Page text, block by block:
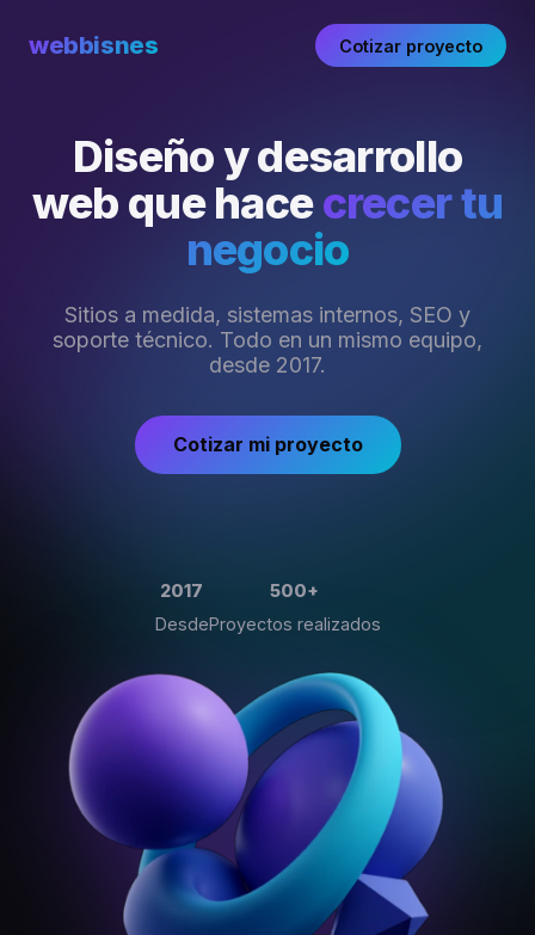
webbisnes Cotizar proyecto
Diseño y desarrollo
web que hacecrecer tu
negocio
Sitios a medida, sistemas internos, SEO y
soporte técnico. Todo en un mismo equipo,
desde 2017.
Cotizar mi proyecto
2017
Desde
500+
Proyectos realizados